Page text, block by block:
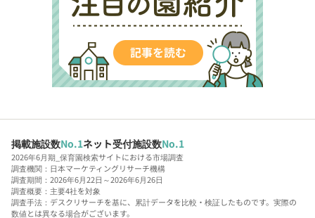
掲載施設数No.1ネット受付施設数No.1
2026年6月期_保育園検索サイトにおける市場調査
調査機関：日本マーケティングリサーチ機構
調査期間：2026年6月22日～2026年6月26日
調査概要：主要4社を対象
調査手法：デスクリサーチを基に、累計データを比較・検証したものです。実際の
数値とは異なる場合がございます。